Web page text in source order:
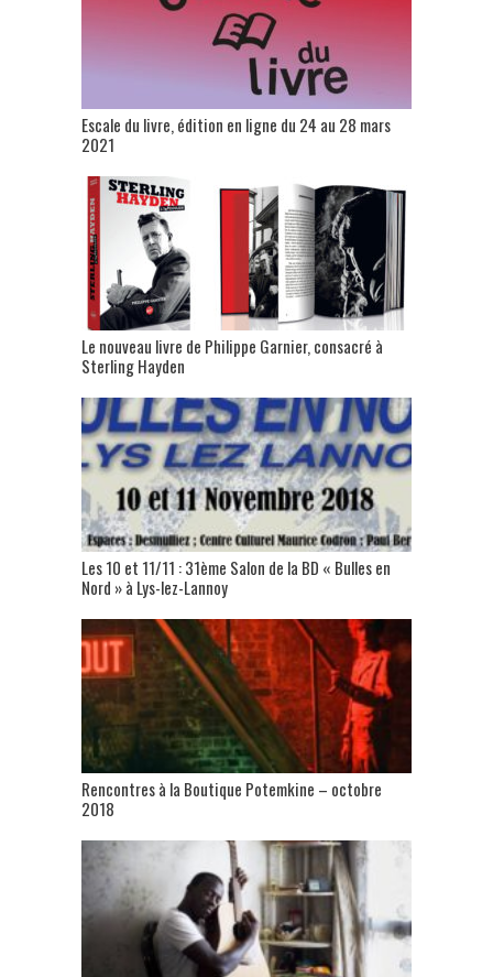
Escale du livre, édition en ligne du 24 au 28 mars
2021
Le nouveau livre de Philippe Garnier, consacré à
Sterling Hayden
Les 10 et 11/11 : 31ème Salon de la BD « Bulles en
Nord » à Lys-lez-Lannoy
Rencontres à la Boutique Potemkine – octobre
2018